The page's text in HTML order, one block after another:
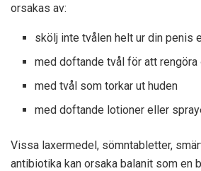
orsakas av:
skölj inte tvålen helt ur din penis
med doftande tvål för att rengöra
med tvål som torkar ut huden
med doftande lotioner eller
Vissa laxermedel, sömntabletter,
antibiotika kan orsaka balanit som en